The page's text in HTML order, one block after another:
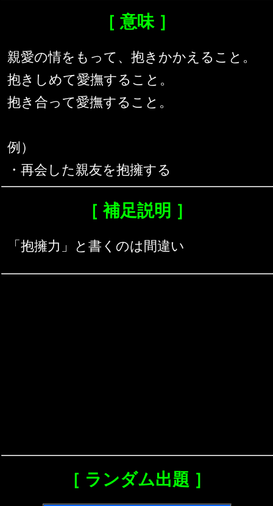
［ 意味 ］
親愛の情をもって、抱きかかえること。
抱きしめて愛撫すること。
抱き合って愛撫すること。
例）
・再会した親友を抱擁する
［ 補足説明 ］
「抱擁力」と書くのは間違い
［ ランダム出題 ］